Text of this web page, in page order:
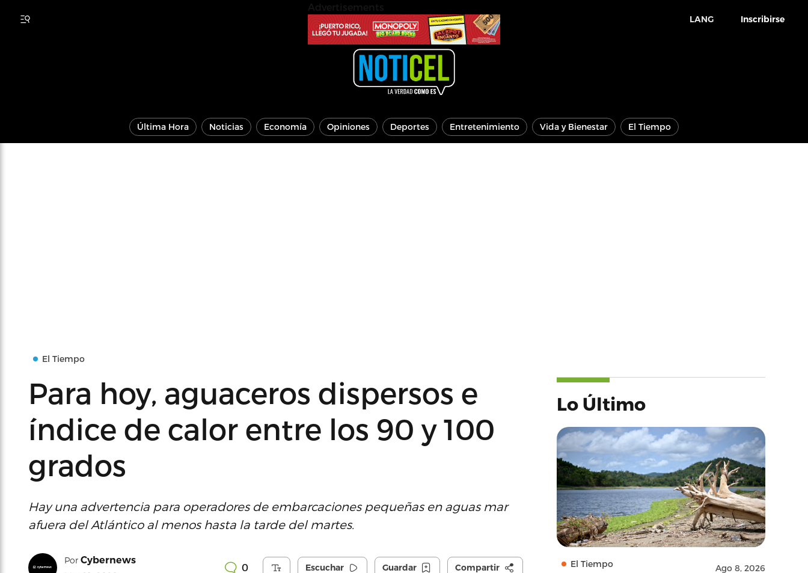
LANG Inscribirse
Última Hora Noticias Economía Opiniones Deportes Entretenimiento Vida y Bienestar El Tiempo
El Tiempo
Para hoy, aguaceros dispersos e
índice de calor entre los 90 y 100
grados
Hay una advertencia para operadores de embarcaciones pequeñas en aguas mar
afuera del Atlántico al menos hasta la tarde del martes.
Por Cybernews
0 Escuchar Guardar Compartir
Lo Último
El Tiempo Ago 8, 2026